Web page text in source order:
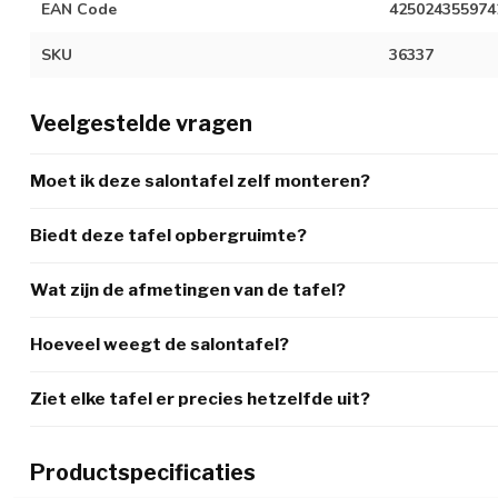
EAN Code
SKU 36337
Veelgestelde vragen
Moet ik deze salontafel zelf monteren?
Biedt deze tafel opbergruimte?
Wat zijn de afmetingen van de tafel?
Hoeveel weegt de salontafel?
Ziet elke tafel er precies hetzelfde uit?
Productspecificaties